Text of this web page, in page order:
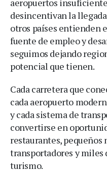
aeropuertos
desincentivan la
otros países entienden
fuente de empleo y
seguimos dejando
potencial que tienen.
Cada carretera que
cada aeropuerto
y cada sistema de
convertirse en
restaurantes, pequeños
transportadores y
turismo.